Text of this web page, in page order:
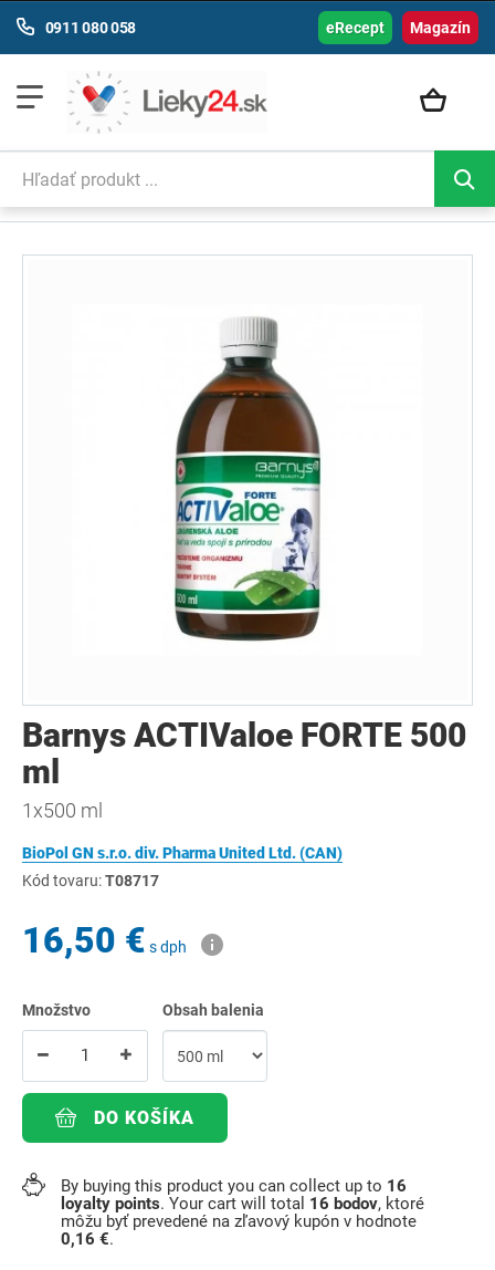
Magazín
0911 080 058 eRecept
Barnys ACTIValoe FORTE 500
ml
1x500 ml
BioPol GN s.r.o. div. Pharma United Ltd. (CAN)
Kód tovaru:T08717
16,50 € s dph
Množstvo Obsah balenia
DO KOŠÍKA
By buying this product you can collect up to 16
loyalty points. Your cart will total 16 bodov, ktoré
môžu byť prevedené na zľavový kupón v hodnote
0,16 €.